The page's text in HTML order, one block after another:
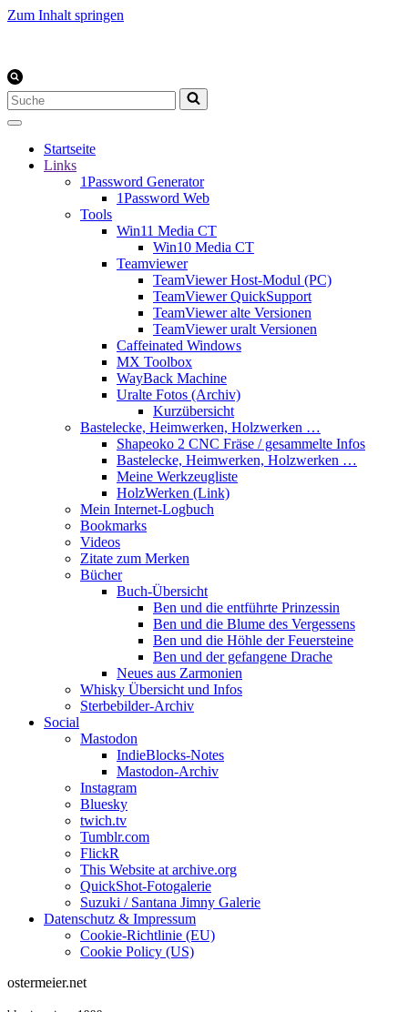
Zum Inhalt springen
Suchen
nach …
Startseite
Links
1Password Generator
1Password Web
Tools
Win11 Media CT
Win10 Media CT
Teamviewer
TeamViewer Host-Modul (PC)
TeamViewer QuickSupport
TeamViewer alte Versionen
TeamViewer uralt Versionen
Caffeinated Windows
MX Toolbox
WayBack Machine
Uralte Fotos (Archiv)
Kurzübersicht
Bastelecke, Heimwerken, Holzwerken …
Shapeoko 2 CNC Fräse / gesammelte Infos
Bastelecke, Heimwerken, Holzwerken …
Meine Werkzeugliste
HolzWerken (Link)
Mein Internet-Logbuch
Bookmarks
Videos
Zitate zum Merken
Bücher
Buch-Übersicht
Ben und die entführte Prinzessin
Ben und die Blume des Vergessens
Ben und die Höhle der Feuersteine
Ben und der gefangene Drache
Neues aus Zarmonien
Whisky Übersicht und Infos
Sterbebilder-Archiv
Social
Mastodon
IndieBlocks-Notes
Mastodon-Archiv
Instagram
Bluesky
twich.tv
Tumblr.com
FlickR
This Website at archive.org
QuickShot-Fotogalerie
Suzuki / Santana Jimny Galerie
Datenschutz & Impressum
Cookie-Richtlinie (EU)
Cookie Policy (US)
ostermeier.net